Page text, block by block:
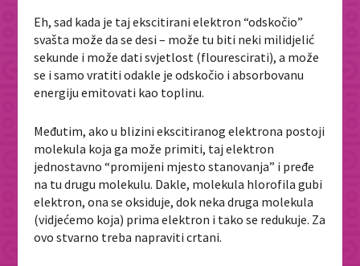
Eh, sad kada je taj ekscitirani elektron “odskočio”
svašta može da se desi – može tu biti neki milidjelić
sekunde i može dati svjetlost (flourescirati), a može
se i samo vratiti odakle je odskočio i absorbovanu
energiju emitovati kao toplinu.
Međutim, ako u blizini ekscitiranog elektrona postoji
molekula koja ga može primiti, taj elektron
jednostavno “promijeni mjesto stanovanja” i pređe
na tu drugu molekulu. Dakle, molekula hlorofila gubi
elektron, ona se oksiduje, dok neka druga molekula
(vidjećemo koja) prima elektron i tako se redukuje. Za
ovo stvarno treba napraviti crtani.